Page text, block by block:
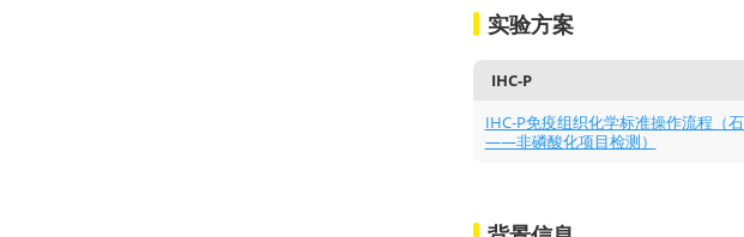
实验方案
IHC-P
IHC-P免疫组织化学标准操作流程（
——非磷酸化项目检测）